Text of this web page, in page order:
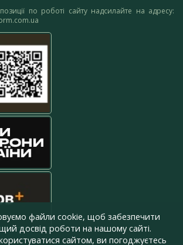
по роботі сайту надсилайте на адресу:
файли cookie, щоб забезпечити
досвід роботи на нашому сайті.
сайтом, ви погоджуєтесь